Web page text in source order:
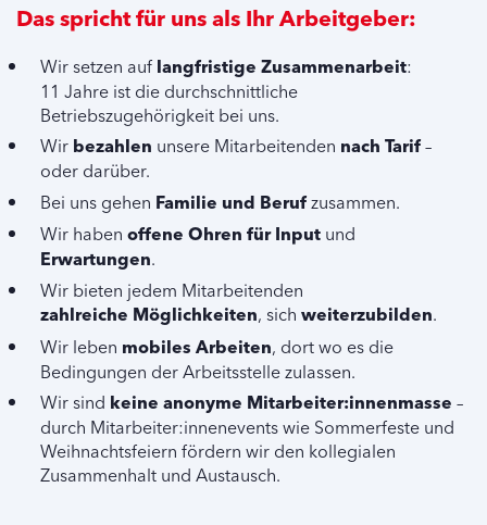
Das spricht für uns als Ihr Arbeitgeber:
Wir setzen auf langfristige Zusammenarbeit:
11 Jahre ist die durchschnittliche
Betriebszugehörigkeit bei uns.
Wir bezahlen unsere Mitarbeitenden nach Tarif–
oder darüber.
Bei uns gehen Familie und Berufzusammen.
Wir haben offene Ohren für Input und
Erwartungen.
Wir bieten jedem Mitarbeitenden
zahlreiche Möglichkeiten, sich weiterzubilden.
Wir leben mobiles Arbeiten, dort wo es die
Bedingungen der Arbeitsstelle zulassen.
Wir sind keine anonyme Mitarbeiter:innenmasse –
durch Mitarbeiter:innenevents wie Sommerfeste und
Weihnachtsfeiern fördern wir den kollegialen
Zusammenhalt und Austausch.